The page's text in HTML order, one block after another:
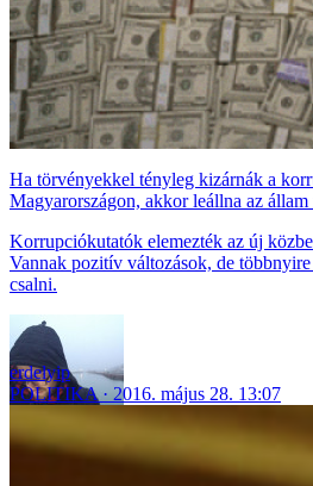
Ha törvényekkel tényleg kizárnák a
Magyarországon, akkor leállna az állam
Korrupciókutatók elemezték az új
Vannak pozitív változások, de
csalni.
erdelyip
POLITIKA
2016. május 28. 13:07